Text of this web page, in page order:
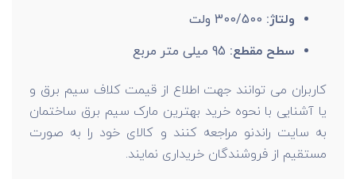
ولتاژ:
سطح مقطع:
کاربران می توانند جهت اطلاع از قیمت کلاف سیم برق و
یا آشنایی با نحوه خرید بهترین مارک سیم برق ساختمان
به سایت راندنو مراجعه کنند و کالای خود را به صورت
مستقیم از فروشندگان خریداری نمایند.